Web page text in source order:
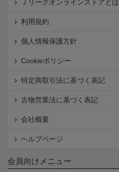
Ｊリーグオンラインストアとは
利用規約
個人情報保護方針
Cookieポリシー
特定商取引法に基づく表記
古物営業法に基づく表記
会社概要
ヘルプページ
会員向けメニュー